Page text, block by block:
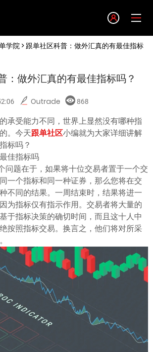
学院> 跟单社区科普：做外汇真的有最佳指标
：做外汇真的有最佳指标吗？
Outrade 868
承受能力不同，世界上显然没有哪种指
。今天跟单社区小编就为大家详细讲解
标吗？
佳指标吗
问题在于，如果将十位交易者置于一个交
一个指标和同一种证券，那么您将在交
不同的结果。一周结束时，结果将进一
为指标仅有指示作用。交易者将大量的
于指标决策的确切时间，而且这十人中
按照指标交易。换言之，他们将对所采